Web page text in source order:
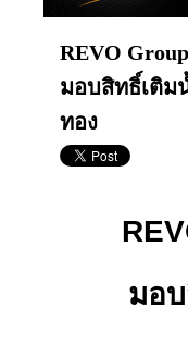
REVO
มอบสิทธิ์เติม
ทอง
มอ